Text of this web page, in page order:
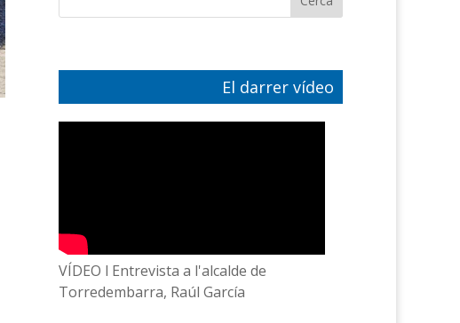
El darrer vídeo
VÍDEO l Entrevista a l'alcalde de
Torredembarra, Raúl García